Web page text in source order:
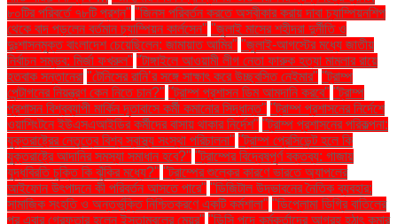
৮০টির পরিবর্তে ৭৮টি প্রশ্ন" "জিনস পরিবর্তন করতে অস্বীকার করায় দাবা চ্যাম্পিয়নশিপ
থেকে বাদ পড়লেন বর্তমান চ্যাম্পিয়ন কার্লসেন" "জুলাই মাসের শহীদরা দুর্নীতি ও
দুঃশাসনমুক্ত বাংলাদেশ চেয়েছিলেন: জামায়াত আমির" "জুলাই-আগস্টের মধ্যে জাতীয়
নির্বাচন সম্ভব: মির্জা ফখরুল" "টাঙ্গাইলে আওয়ামী লীগ নেতা ফারুক হত্যা মামলার রায়ে
হতবাক সন্তানেরা "টেনিসের রানি’র সঙ্গে সাক্ষাৎ করে উচ্ছ্বসিত নেইমার" "ট্রাম্প
পেন্টাগনের নিয়ন্ত্রণ কেন নিতে চান?" "ট্রাম্প প্রশাসন ডিম আমদানি করবে" "ট্রাম্প
প্রশাসন বিশ্বব্যাপী মার্কিন দূতাবাসে কর্মী কমানোর সিদ্ধান্ত" "ট্রাম্প প্রশাসনের নির্দেশে
ওয়াশিংটনে ইউএসএআইডির কর্মীদের বাসায় থাকার নির্দেশ" "ট্রাম্প প্রশাসনের পরিকল্পনা:
যুক্তরাষ্ট্রের নেতৃত্বে বিশ্ব স্বাস্থ্য সংস্থা পরিচালনা" "ট্রাম্প প্রেসিডেন্ট হলে কি
যুক্তরাষ্ট্রে আদানির সমস্যা সমাধান হবে?" "ট্রাম্পের বিদ্বেষপূর্ণ বক্তব্য: গাজায়
যুদ্ধবিরতি চুক্তি কি ঝুঁকির মধ্যে?" "ট্রাম্পের শুল্কের কারণে ভারতে অ্যাপলের
আইফোন উৎপাদনে কী পরিবর্তন আসতে পারে" "ডিজিটাল উদ্ভাবনের নৈতিক ব্যবহার:
সামাজিক সংহতি ও অন্তর্ভুক্তি নিশ্চিতকরণে একটি কর্মশালা" "ডিপ্লোমা ডিগ্রি বাতিলের
পর এবার গ্রেফতার হলেন ইস্তাম্বুলের মেয়র" "ডিসি পদে কর্মকর্তাদের আগ্রহ হঠাৎ কমার